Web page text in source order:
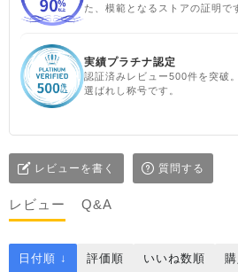
た、模範となるストアの証明で
実績プラチナ認定
認証済みレビュー500件を突破
選ばれし称号です。
レビューを書く 質問する
レビュー Q&A
日付順 ↓ 評価順 いいね数順